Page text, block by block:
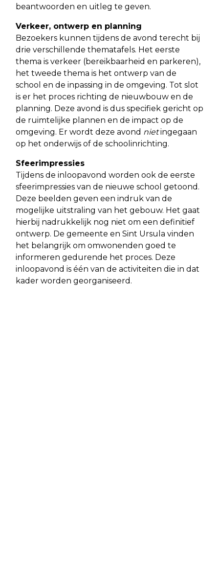
beantwoorden en uitleg te geven.
Verkeer, ontwerp en planning
Bezoekers kunnen tijdens de avond terecht bij
drie verschillende thematafels. Het eerste
thema is verkeer (bereikbaarheid en parkeren),
het tweede thema is het ontwerp van de
school en de inpassing in de omgeving. Tot slot
is er het proces richting de nieuwbouw en de
planning. Deze avond is dus specifiek gericht op
de ruimtelijke plannen en de impact op de
omgeving. Er wordt deze avond nietingegaan
op het onderwijs of de schoolinrichting.
Sfeerimpressies
Tijdens de inloopavond worden ook de eerste
sfeerimpressies van de nieuwe school getoond.
Deze beelden geven een indruk van de
mogelijke uitstraling van het gebouw. Het gaat
hierbij nadrukkelijk nog niet om een definitief
ontwerp. De gemeente en Sint Ursula vinden
het belangrijk om omwonenden goed te
informeren gedurende het proces. Deze
inloopavond is één van de activiteiten die in dat
kader worden georganiseerd.